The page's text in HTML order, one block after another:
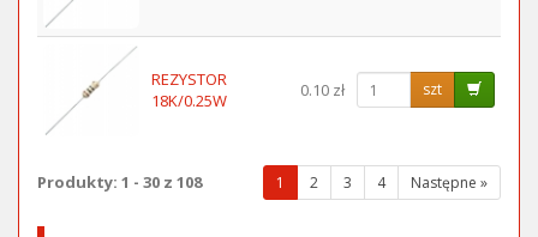
REZYSTOR
18K/0.25W
0.10 zł szt
1
(wybrana
strona)
2 3 4 Następne »
Produkty: 1 - 30 z 108